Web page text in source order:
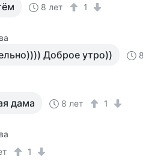
8 лет 1
Доброе утро))
дама 8 лет 1
1